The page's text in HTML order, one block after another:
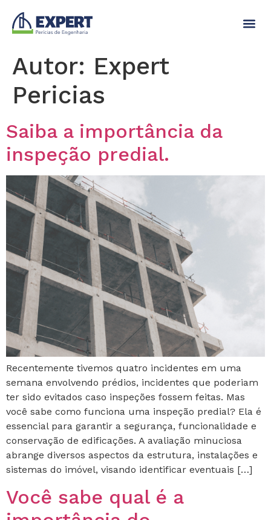
Autor: Expert
Pericias
Saiba a importância da
inspeção predial.
Recentemente tivemos quatro incidentes em uma
semana envolvendo prédios, incidentes que poderiam
ter sido evitados caso inspeções fossem feitas. Mas
você sabe como funciona uma inspeção predial? Ela é
essencial para garantir a segurança, funcionalidade e
conservação de edificações. A avaliação minuciosa
abrange diversos aspectos da estrutura, instalações e
sistemas do imóvel, visando identificar eventuais […]
Você sabe qual é a